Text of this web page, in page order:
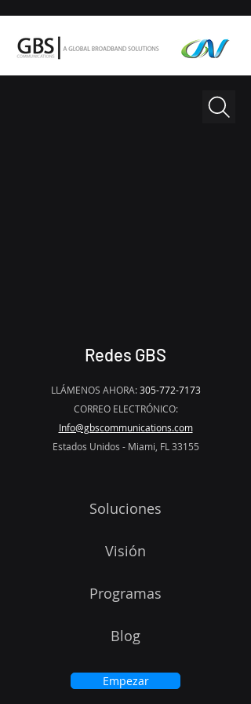
Redes GBS
LLÁMENOS AHORA: 305-772-7173
CORREO ELECTRÓNICO:
Info@gbscommunications.com
Estados Unidos - Miami, FL 33155
Soluciones
Visión
Programas
Blog
Empezar